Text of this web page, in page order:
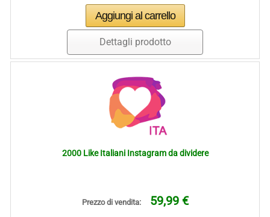
Dettagli prodotto
2000 Like Italiani Instagram da dividere
Prezzo di vendita: 59,99 €